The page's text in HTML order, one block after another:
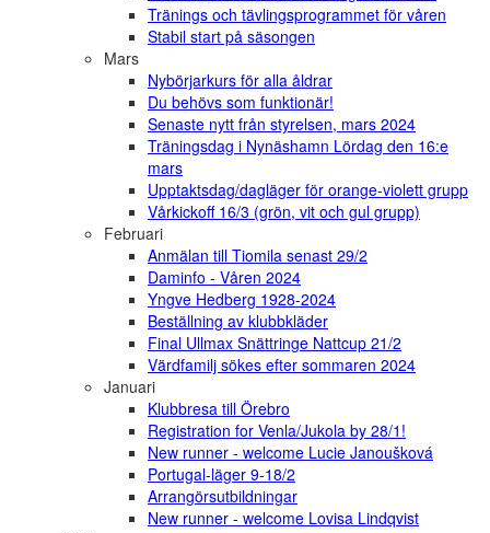
Tränings och tävlingsprogrammet för våren
Stabil start på säsongen
Mars
Nybörjarkurs för alla åldrar
Du behövs som funktionär!
Senaste nytt från styrelsen, mars 2024
Träningsdag i Nynäshamn Lördag den 16:e
mars
Upptaktsdag/dagläger för orange-violett grupp
Vårkickoff 16/3 (grön, vit och gul grupp)
Februari
Anmälan till Tiomila senast 29/2
Daminfo - Våren 2024
Yngve Hedberg 1928-2024
Beställning av klubbkläder
Final Ullmax Snättringe Nattcup 21/2
Värdfamilj sökes efter sommaren 2024
Januari
Klubbresa till Örebro
Registration for Venla/Jukola by 28/1!
New runner - welcome Lucie Janoušková
Portugal-läger 9-18/2
Arrangörsutbildningar
New runner - welcome Lovisa Lindqvist